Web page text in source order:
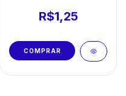
R$1,25